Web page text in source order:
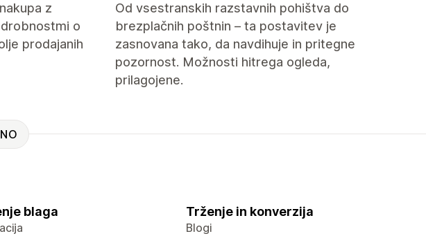
z
o
prodajanih
Od vsestranskih razstavnih pohištva do
brezplačnih poštnin – ta postavitev je
zasnovana tako, da navdihuje in pritegne
pozornost. Možnosti hitrega ogleda,
prilagojene.
blaga Trženje in konverzija
Blogi